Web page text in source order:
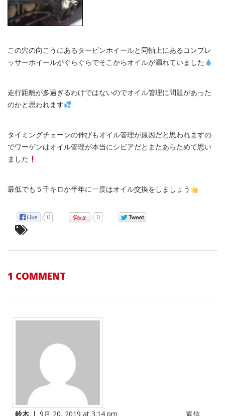
この穴の向こうにあるタービンホイールと同軸上にあるコンプレ
ッサーホイールがぐらぐらでそこからオイルが漏れていました
走行距離が多過ぎるわけではないのでオイル管理に問題があった
のかと思われます
タイミングチェーンの伸びもオイル管理が原因だと思われますの
でワーゲンはオイル管理が本当にシビアだとまたあらためて思い
ました
最低でも５千キロか半年に一度はオイル交換をしましょう
0 0
1 COMMENT
鈴木 | 9月 20, 2019 at 3:14 pm
返信